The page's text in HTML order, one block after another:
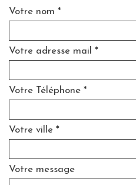
Votre nom *
Votre adresse mail *
Votre Téléphone *
Votre ville *
Votre message